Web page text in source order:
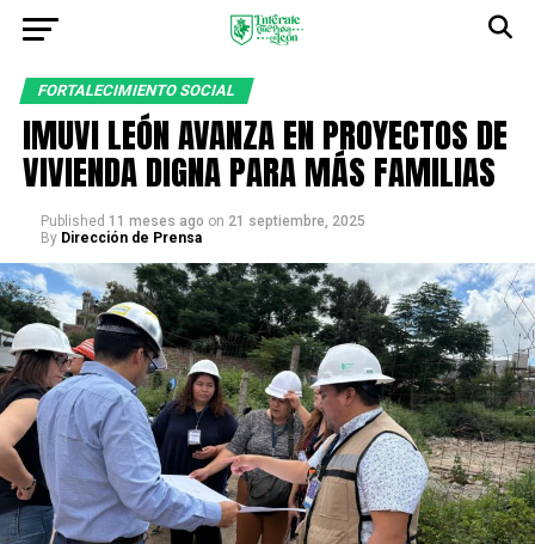
FORTALECIMIENTO SOCIAL
IMUVI LEÓN AVANZA EN PROYECTOS DE
VIVIENDA DIGNA PARA MÁS FAMILIAS
Published 11 meses ago on 21 septiembre, 2025
By Dirección de Prensa